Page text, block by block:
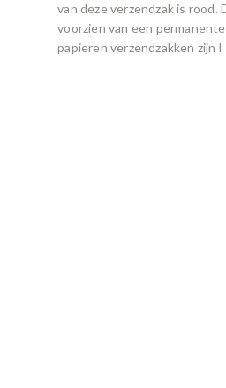
van deze verzendzak is rood.
voorzien van een
papieren verzendzakken zijn l